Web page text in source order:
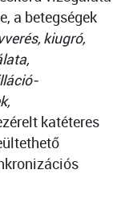
a betegségek
kiugró,
katéteres